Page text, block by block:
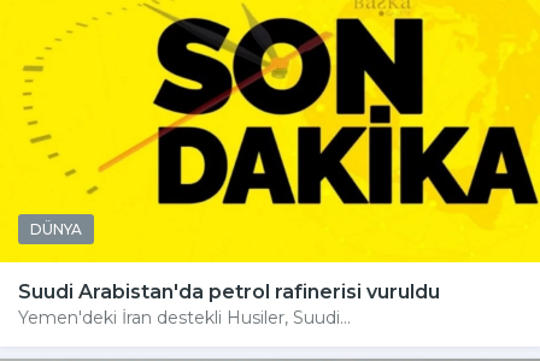
DÜNYA
Suudi Arabistan'da petrol rafinerisi vuruldu
Yemen'deki İran destekli Husiler, Suudi...